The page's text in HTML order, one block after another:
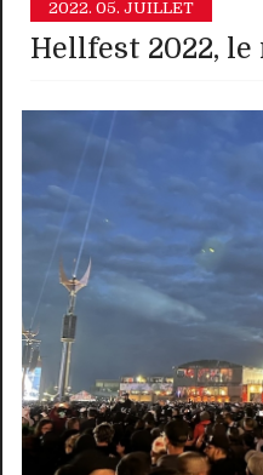
2022. 05. JUILLET
Hellfest 2022,